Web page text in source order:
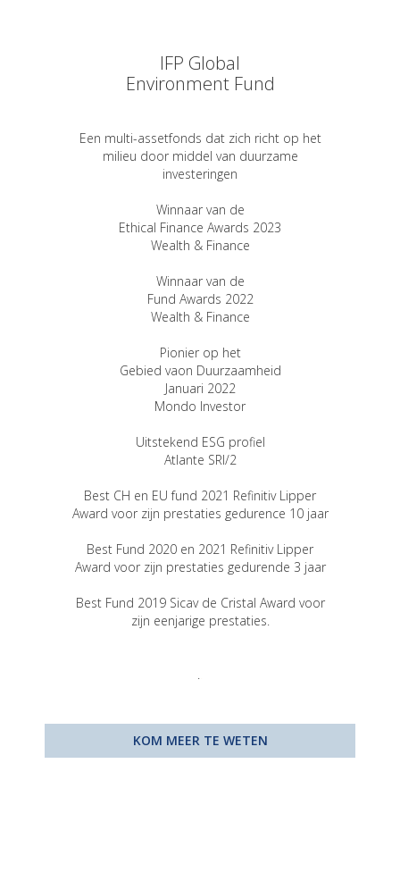
IFP Global
Environment Fund
Een multi-assetfonds dat zich richt op het
milieu door middel van duurzame
investeringen
Winnaar van de
Ethical Finance Awards 2023
Wealth & Finance
Winnaar van de
Fund Awards 2022
Wealth & Finance
Pionier op het
Gebied vaon Duurzaamheid
Januari 2022
Mondo Investor
Uitstekend ESG profiel
Atlante SRI/2
Best CH en EU fund 2021 Refinitiv Lipper
Award voor zijn prestaties gedurence 10 jaar
Best Fund 2020 en 2021 Refinitiv Lipper
Award voor zijn prestaties gedurende 3 jaar
Best Fund 2019 Sicav de Cristal Award voor
zijn eenjarige prestaties.
KOM MEER TE WETEN